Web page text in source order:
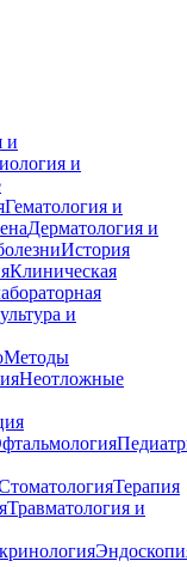
и
и
Гематология и
Дерматология и
История
Клиническая
и
Методы
Неотложные
Терапия
Травматология и